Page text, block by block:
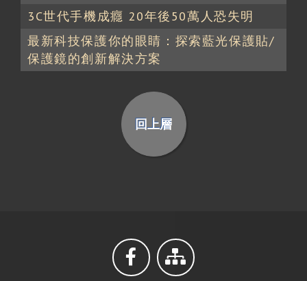
3C世代手機成癮 20年後50萬人恐失明
最新科技保護你的眼睛：探索藍光保護貼/
保護鏡的創新解決方案